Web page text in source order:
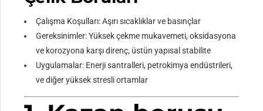
Çalışma Koşulları: Aşırı sıcaklıklar ve basınçlar
Gereksinimler: Yüksek çekme mukavemeti, oksidasyona
ve korozyona karşı direnç, üstün yapısal stabilite
Uygulamalar: Enerji santralleri, petrokimya endüstrileri,
ve diğer yüksek stresli ortamlar